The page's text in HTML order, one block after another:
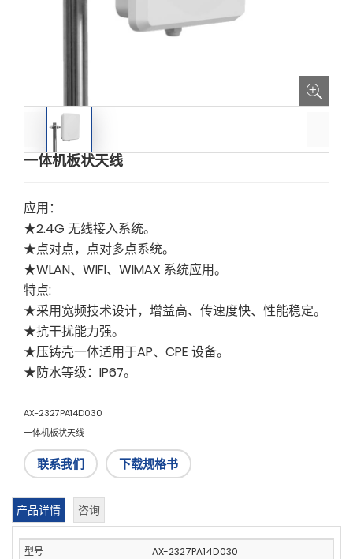
一体机板状天线
应用：
★2.4G 无线接入系统。
★点对点，点对多点系统。
★WLAN、WIFI、WIMAX 系统应用。
特点:
★采用宽频技术设计，增益高、传速度快、性能稳定。
★抗干扰能力强。
★压铸壳一体适用于AP、CPE 设备。
★防水等级：IP67。
AX-2327PA14D030
一体机板状天线
联系我们 下载规格书
产品详情 咨询
型号
AX-2327PA14D030